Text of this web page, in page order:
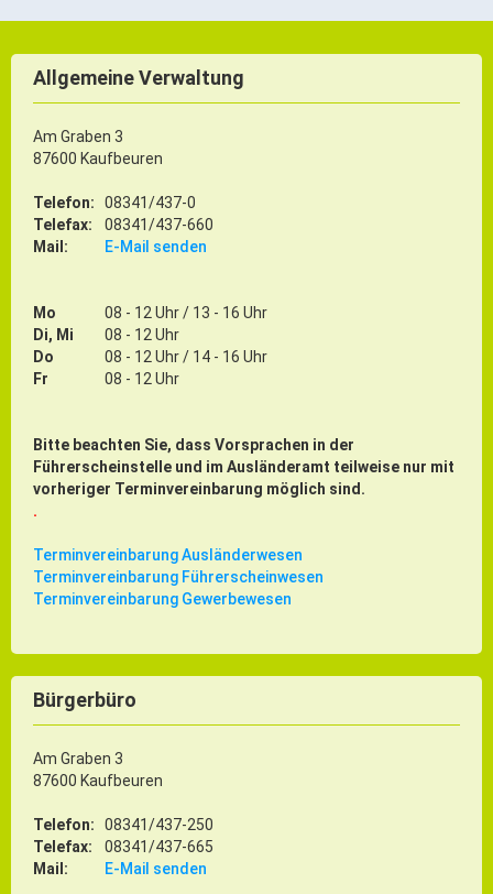
Allgemeine Verwaltung
Am Graben 3
87600 Kaufbeuren
Telefon:
08341/437-0
Telefax:
08341/437-660
Mail:
E-Mail senden
Mo
08 - 12 Uhr / 13 - 16 Uhr
Di, Mi
08 - 12 Uhr
Do
08 - 12 Uhr / 14 - 16 Uhr
Fr
08 - 12 Uhr
Bitte beachten Sie, dass Vorsprachen in der
Führerscheinstelle und im Ausländeramt teilweise nur mit
vorheriger Terminvereinbarung möglich sind.
.
Terminvereinbarung Ausländerwesen
Terminvereinbarung Führerscheinwesen
Terminvereinbarung Gewerbewesen
Bürgerbüro
Am Graben 3
87600 Kaufbeuren
Telefon:
08341/437-250
Telefax:
08341/437-665
Mail:
E-Mail senden